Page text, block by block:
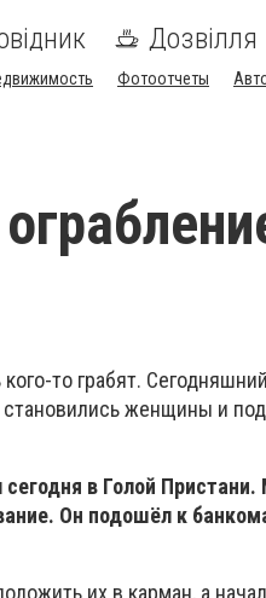
Дозвілля
Фотоотчеты
то грабят.
женщины и
в Голой
Он подошёл к